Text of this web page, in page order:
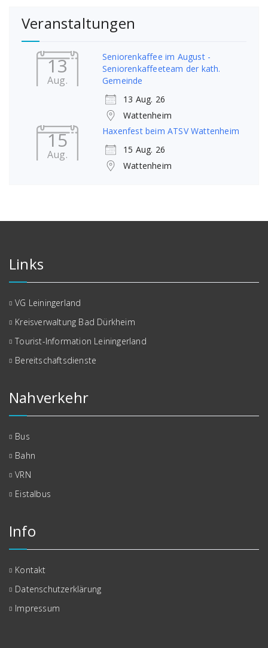
Veranstaltungen
13
Aug.
Seniorenkaffee im August -
Seniorenkaffeeteam der kath.
Gemeinde
13 Aug. 26
Wattenheim
15
Aug.
Haxenfest beim ATSV Wattenheim
15 Aug. 26
Wattenheim
Links
VG Leiningerland
Kreisverwaltung Bad Dürkheim
Tourist-Information Leiningerland
Bereitschaftsdienste
Nahverkehr
Bus
Bahn
VRN
Eistalbus
Info
Kontakt
Datenschutzerklärung
Impressum